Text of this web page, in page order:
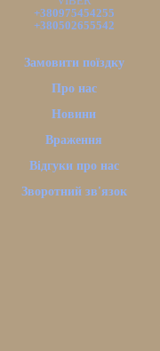
+380975454255
+380502655542
Замовити поїздку
Про нас
Новини
Враження
Відгуки про нас
Зворотний зв'язок